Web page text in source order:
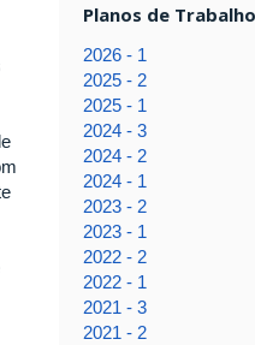
Planos de Trabalho
2026 - 1
2025 - 2
2025 - 1
2024 - 3
2024 - 2
2024 - 1
2023 - 2
2023 - 1
2022 - 2
2022 - 1
2021 - 3
2021 - 2